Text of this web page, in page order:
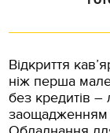
Відкриття
ніж перша
без кредитів
заощадженням